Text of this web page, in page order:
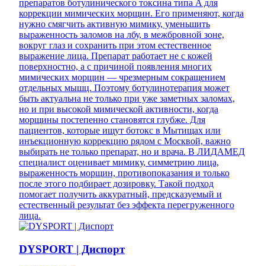
препаратов ботулинического токсина типа A для
коррекции мимических морщин. Его применяют, когда
нужно смягчить активную мимику, уменьшить
выраженность заломов на лбу, в межбровной зоне,
вокруг глаз и сохранить при этом естественное
выражение лица. Препарат работает не с кожей
поверхностно, а с причиной появления многих
мимических морщин — чрезмерным сокращением
отдельных мышц. Поэтому ботулинотерапия может
быть актуальна не только при уже заметных заломах,
но и при высокой мимической активности, когда
морщины постепенно становятся глубже. Для
пациентов, которые ищут ботокс в Мытищах или
инъекционную коррекцию рядом с Москвой, важно
выбирать не только препарат, но и врача. В ЛИДАМЕД
специалист оценивает мимику, симметрию лица,
выраженность морщин, противопоказания и только
после этого подбирает дозировку. Такой подход
помогает получить аккуратный, предсказуемый и
естественный результат без эффекта перегруженного
лица.
DYSPORT | Диспорт